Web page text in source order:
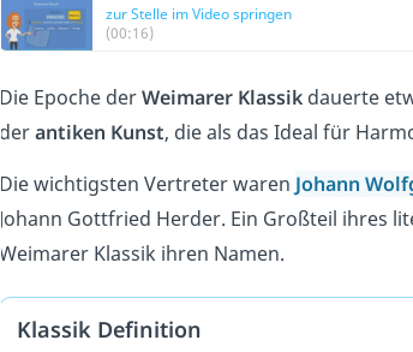
zur Stelle im Video springen
(00:16)
Die Epoche derWeimarer Klassik dauerte
derantiken Kunst, die als das Ideal für
Die wichtigsten Vertreter waren Johann
Johann Gottfried Herder. Ein Großteil ihres
Weimarer Klassik ihren Namen.
Klassik Definition